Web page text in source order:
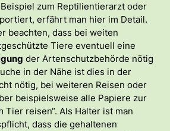
zum Reptilientierarzt oder
erfährt man hier im Detail.
beachten, dass bei weiten
Tiere eventuell eine
der Artenschutzbehörde nötig
in der Nähe ist dies in der
nötig, bei weiteren Reisen oder
beispielsweise alle Papiere zur
Tier reisen“. Als Halter ist man
dass die gehaltenen